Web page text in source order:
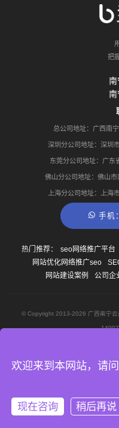
把
南
南
总公司地址：广西南
深圳分公司地址：深圳
东莞分公司地址：广东
佛山分公司地址：佛山
上海分公司地址：上海
手机
热门推荐： seo网络推广平台
网站优化网络推广seo
网站建设案例
公司企
© Copyright 2013-2026 广西南宁
欢迎来到本网站，请
现在咨询 稍后再说